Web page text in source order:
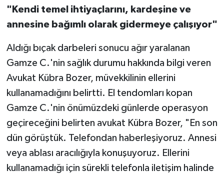
"Kendi temel ihtiyaçlarını, kardeşine ve
annesine bağımlı olarak gidermeye çalışıyor"
Aldığı bıçak darbeleri sonucu ağır yaralanan
Gamze C.'nin sağlık durumu hakkında bilgi veren
Avukat Kübra Bozer, müvekkilinin ellerini
kullanamadığını belirtti. El tendomları kopan
Gamze C.'nin önümüzdeki günlerde operasyon
geçireceğini belirten avukat Kübra Bozer, "En son
dün görüştük. Telefondan haberleşiyoruz. Annesi
veya ablası aracılığıyla konuşuyoruz. Ellerini
kullanamadığı için sürekli telefonla iletişim halinde